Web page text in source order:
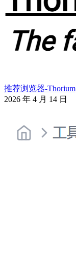
推荐浏览器-Thorium
2026 年 4 月 14 日